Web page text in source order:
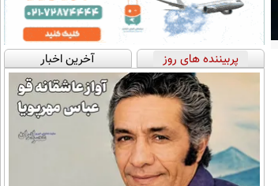
پربیننده های روز آخرین اخبار